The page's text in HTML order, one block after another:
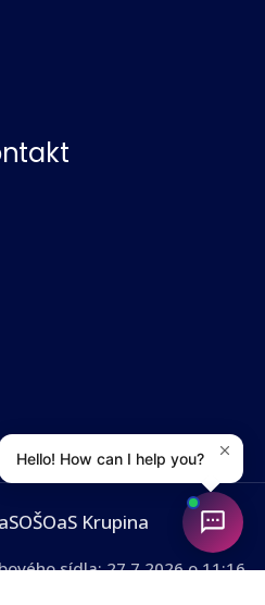
Krupina
sídla:27.7.2026 o 11:16